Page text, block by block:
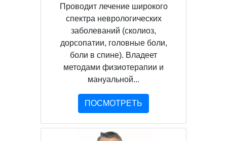
Проводит лечение широкого
спектра неврологических
заболеваний (сколиоз,
дорсопатии, головные боли,
боли в спине). Владеет
методами физиотерапии и
мануальной...
ПОСМОТРЕТЬ